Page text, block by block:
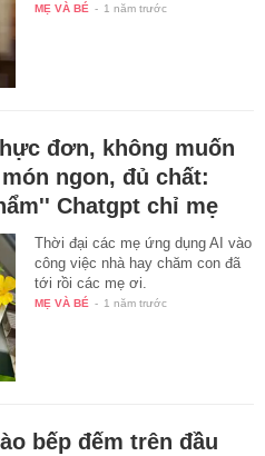
MẸ VÀ BÉ - 1 năm trước
đơn, không muốn
ngon, đủ chất:
Chatgpt chỉ mẹ
Thời đại các mẹ ứng dụng AI vào
công việc nhà hay chăm con đã
tới rồi các mẹ ơi.
MẸ VÀ BÉ - 1 năm trước
bếp đếm trên đầu